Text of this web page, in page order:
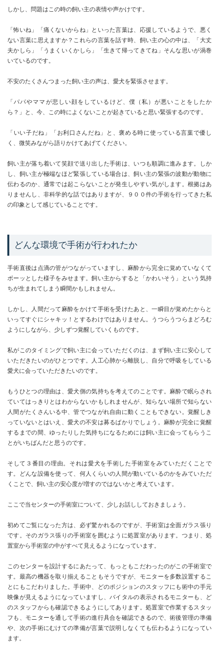
しかし、問題はこの時の飼い主の表情や声かけです。
「怖いね」「痛くないからね」といった言葉は、応援しているようで、悪く
ない言葉に思えますか？これらの言葉を話す時、飼い主の心の中は、「大丈
夫かしら」「うまくいくかしら」「生きて帰ってきてね」そんな思いが渦巻
いているのです。
不安のたくさんつまった飼い主の声は、愛犬を緊張させます。
「パパやママが悲しい顔をしているけど、僕（私）が悪いことをしたか
ら？」と、今、この時によくないことが起きていると思い緊張するのです。
「いい子だね」「お利口さんだね」と、褒める時に使っている言葉で優し
く、微笑みながら語りかけてあげてください。
飼い主が落ち着いて笑顔で送り出した手術は、いつも順調に進みます。しか
し、飼い主が極端なほど緊張している場合は、飼い主の緊張の波動が動物に
伝わるのか、通常では起こらないことが発生しやすい気がします。根拠はあ
りませんし、非科学的な話ではありますが、９００件の手術を行ってきた私
の印象として感じていることです。
どんな環境で手術が行われたか
手術直後は点滴の管がつながっていますし、麻酔から完全に覚めていなくて
ボーッとした様子をみせます。飼い主からすると「かわいそう」という気持
ちが生まれてしまう瞬間かもしれません。
しかし、人間だって麻酔をかけて手術を受けたあと、一瞬目が覚めたからと
いってすぐにシャキッ！とするわけではありません。うつらうつらまどろむ
ようにしながら、少しずつ覚醒していくものです。
私がこのタイミングで飼い主に会っていただくのは、まず飼い主に安心して
いただきたいのがひとつです。人工心肺から離脱し、自分で呼吸をしている
愛犬に会っていただきたいのです。
もうひとつの理由は、愛犬側の気持ちを考えてのことです。麻酔で眠らされ
ていてはっきりとはわからないかもしれませんが、知らない場所で知らない
人間がたくさんいる中、管でつながれ自由に動くこともできない。覚醒しき
っていないとはいえ、愛犬の不安は募るばかりでしょう。麻酔が完全に覚醒
するまでの間、ゆったりした気持ちになるためには飼い主に会ってもらうこ
とがいちばんだと思うのです。
そして３番目の理由。それは愛犬を手術した手術室をみていただくことで
す。どんな設備を使って、何人くらいの人間が動いているのかをみていただ
くことで、飼い主の安心度が増すのではないかと考えています。
ここで当センターの手術室について、少しお話ししておきましょう。
初めてご覧になった方は、必ず驚かれるのですが、手術室は全面ガラス張り
です。そのガラス張りの手術室を囲むように処置室があります。つまり、処
置室から手術室の中がすべて見えるようになっています。
このセンターを設計するにあたって、もっともこだわったのがこの手術室で
す。最高の機器を取り揃えることもそうですが、モニターを多数設置するこ
とにもこだわりました。手術中、どのポジションのスタッフにも術中の手元
映像が見えるようになっていますし、バイタルの表示されるモニターも、ど
のスタッフからも確認できるようにしてあります。処置室で作業するスタッ
フも、モニターを通して手術の進行具合を確認できるので、術後管理の準備
や、次の手術にむけての準備が言葉で説明しなくても伝わるようになってい
ます。